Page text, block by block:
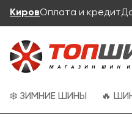
КировОплата и кредит
❄️ ЗИМНИЕ ШИНЫ 🔥